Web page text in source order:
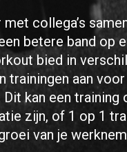
met collega’s
betere band op
bied in
trainingen aan
Dit kan een
zijn, of 1 op 1
van je